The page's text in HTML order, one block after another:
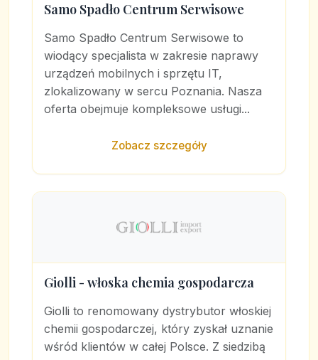
Samo Spadło Centrum Serwisowe
Samo Spadło Centrum Serwisowe to
wiodący specjalista w zakresie naprawy
urządzeń mobilnych i sprzętu IT,
zlokalizowany w sercu Poznania. Nasza
oferta obejmuje kompleksowe usługi...
Zobacz szczegóły
Giolli - włoska chemia gospodarcza
Giolli to renomowany dystrybutor włoskiej
chemii gospodarczej, który zyskał uznanie
wśród klientów w całej Polsce. Z siedzibą